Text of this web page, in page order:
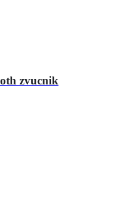
zvucnik